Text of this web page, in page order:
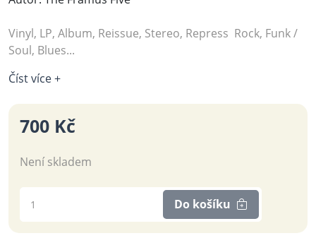
Vinyl, LP, Album, Reissue, Stereo, Repress Rock, Funk /
Soul, Blues...
Číst více +
700 Kč
Není skladem
Do košíku